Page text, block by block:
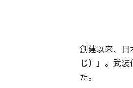
創建以来、日
じ）」 。武装
た。